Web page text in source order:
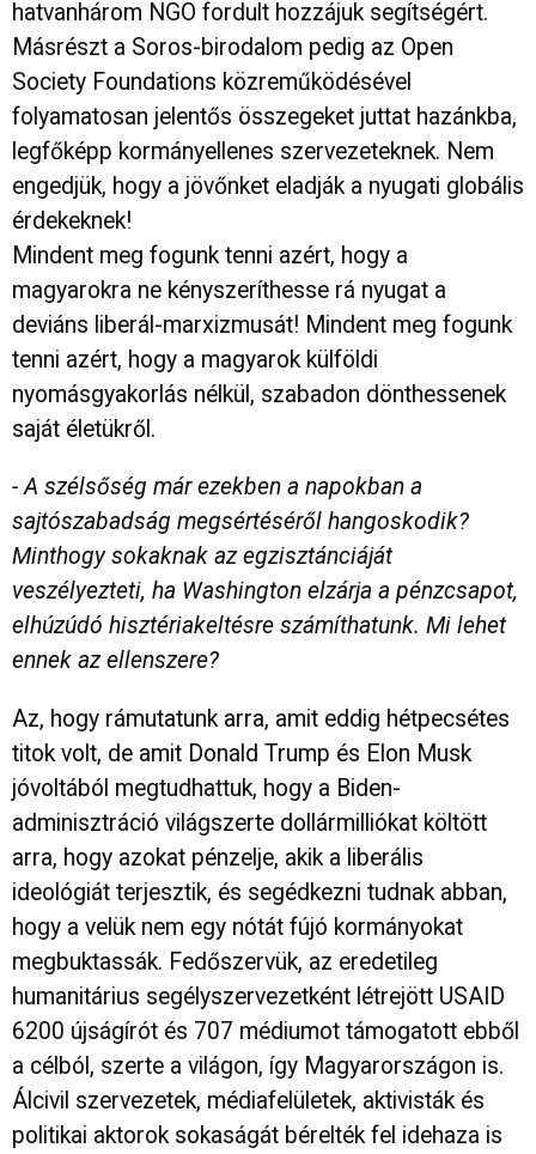
hatvanhárom NGO fordult hozzájuk segítségért.
Másrészt a Soros-birodalom pedig az Open
Society Foundations közreműködésével
folyamatosan jelentős összegeket juttat hazánkba,
legfőképp kormányellenes szervezeteknek. Nem
engedjük, hogy a jövőnket eladják a nyugati globális
érdekeknek!
Mindent meg fogunk tenni azért, hogy a
magyarokra ne kényszeríthesse rá nyugat a
deviáns liberál-marxizmusát! Mindent meg fogunk
tenni azért, hogy a magyarok külföldi
nyomásgyakorlás nélkül, szabadon dönthessenek
saját életükről.
- A szélsőség már ezekben a napokban a
sajtószabadság megsértéséről hangoskodik?
Minthogy sokaknak az egzisztánciáját
veszélyezteti, ha Washington elzárja a pénzcsapot,
elhúzúdó hisztériakeltésre számíthatunk. Mi lehet
ennek az ellenszere?
Az, hogy rámutatunk arra, amit eddig hétpecsétes
titok volt, de amit Donald Trump és Elon Musk
jóvoltából megtudhattuk, hogy a Biden-
adminisztráció világszerte dollármilliókat költött
arra, hogy azokat pénzelje, akik a liberális
ideológiát terjesztik, és segédkezni tudnak abban,
hogy a velük nem egy nótát fújó kormányokat
megbuktassák. Fedőszervük, az eredetileg
humanitárius segélyszervezetként létrejött USAID
6200 újságírót és 707 médiumot támogatott ebből
a célból, szerte a világon, így Magyarországon is.
Álcivil szervezetek, médiafelületek, aktivisták és
politikai aktorok sokaságát bérelték fel idehaza is